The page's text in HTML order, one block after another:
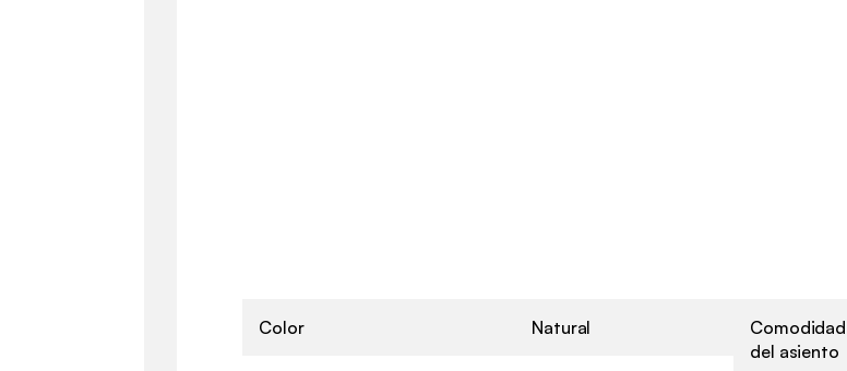
Color Natural
Comodidad
del asiento